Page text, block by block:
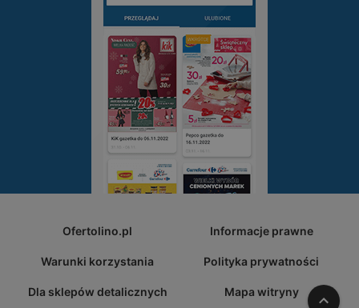
Ofertolino.pl Informacje prawne
Warunki korzystania Polityka prywatności
Dla sklepów detalicznych Mapa witryny W